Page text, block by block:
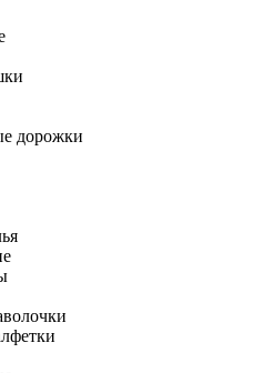
дорожки